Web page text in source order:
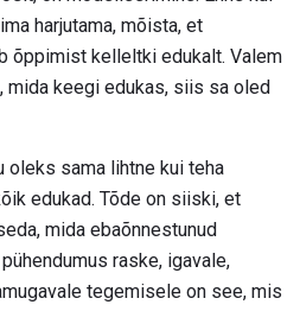
harjutama, mõista, et
õppimist kelleltki edukalt. Valem
mida keegi edukas, siis sa oled
oleks sama lihtne kui teha
edukad. Tõde on siiski, et
mida ebaõnnestunud
raske, igavale,
tegemisele on see, mis